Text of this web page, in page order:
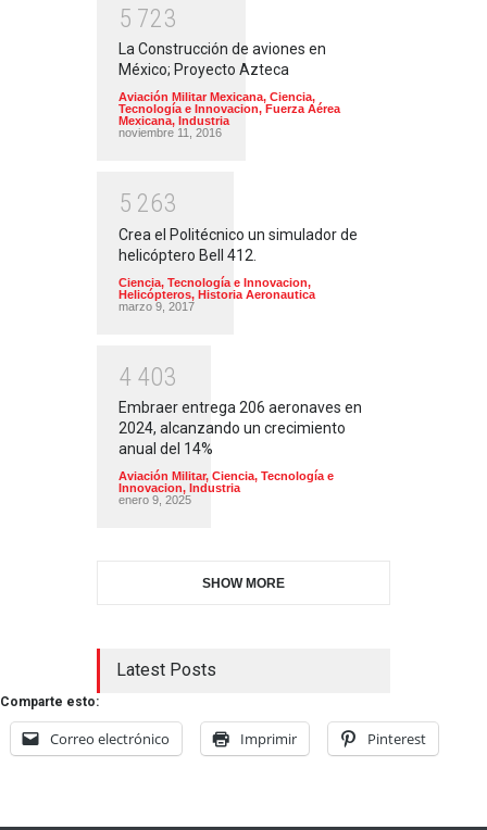
5 723
La Construcción de aviones en
México; Proyecto Azteca
Aviación Militar Mexicana, Ciencia,
Tecnología e Innovacion, Fuerza Aérea
Mexicana, Industria
noviembre 11, 2016
5 263
Crea el Politécnico un simulador de
helicóptero Bell 412.
Ciencia, Tecnología e Innovacion,
Helicópteros, Historia Aeronautica
marzo 9, 2017
4 403
Embraer entrega 206 aeronaves en
2024, alcanzando un crecimiento
anual del 14%
Aviación Militar, Ciencia, Tecnología e
Innovacion, Industria
enero 9, 2025
SHOW MORE
Latest Posts
Comparte esto:
Correo electrónico Imprimir Pinterest